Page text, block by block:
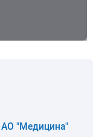
АО "Медицина"